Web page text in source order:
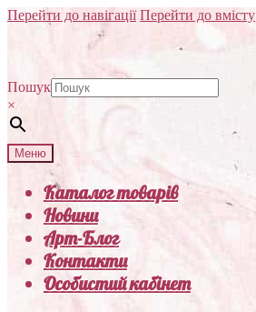
Перейти до навігації Перейти до вмісту
Пошук
×
Меню
Каталог товарів
Новини
Арт-Блог
Контакти
Особистий кабінет